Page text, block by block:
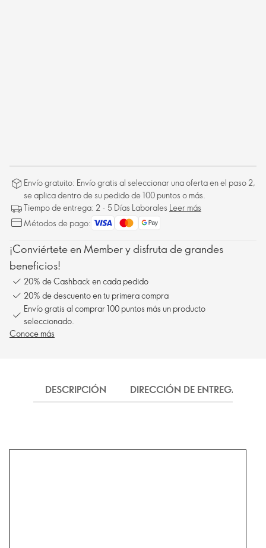
Envío gratuito: Envío gratis al seleccionar una oferta en el paso 2,
se aplica dentro de su pedido de 100 puntos o más.
Tiempo de entrega: 2 - 5 Días Laborales Leer más
Métodos de pago:
¡Conviértete en Member y disfruta de grandes
beneficios!
20% de Cashback en cada pedido
20% de descuento en tu primera compra
Envío gratis al comprar 100 puntos más un producto
seleccionado.
Conoce más
DESCRIPCIÓN DIRECCIÓN DE ENTREGA